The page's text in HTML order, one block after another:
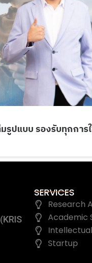
รูปแบบ รองรับทุกการ
SERVICES
Research
Academic
Startup